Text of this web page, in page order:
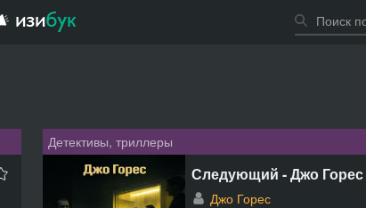
Детективы, триллеры
Следующий - Джо Горес
Джо Горес